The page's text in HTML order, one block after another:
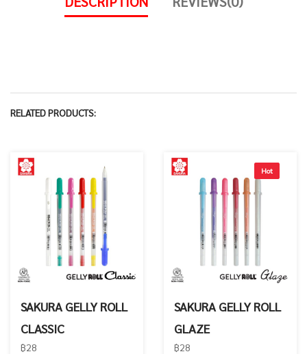
RELATED PRODUCTS:
SAKURA GELLY ROLL
CLASSIC
฿28
Hot
SAKURA GELLY ROLL
GLAZE
฿28